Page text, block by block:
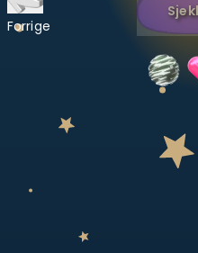
Logg inn
Forrige